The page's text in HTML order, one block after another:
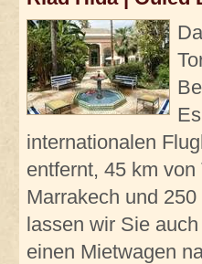
internationalen
entfernt, 45 km
Marrakech und
lassen wir Sie
einen Mietwagen